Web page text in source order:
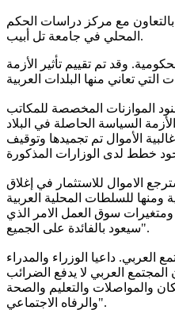
مع مركز دراسات الحكم
المحلي في جامعة تل أبيب.
العربي من قبل المكاتب الحكومية. وقد تم تقييم تأثير الأزمة
ان ترصد لتنفيذها مبلغ 5.5 مليار شيكل خلال العام 2022 إضافة لمتابعة إقرار بنود الموازنات المخصصة للمكاتب
الأموال تم تجميدها وتوقيف
الاموال للاستثمار في إغلاق
سوق العمل الامر الذي
سيعود بالفائدة على الجميع".
داعيا الوزراء والمدراء
العربي لا يدفع الضرائب
والمواصلات والتعليم والصحة
والرفاه الاجتماعي".